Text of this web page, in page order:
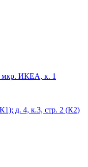
ИКЕА, к. 1
д. 4, к.3, стр. 2 (К2)